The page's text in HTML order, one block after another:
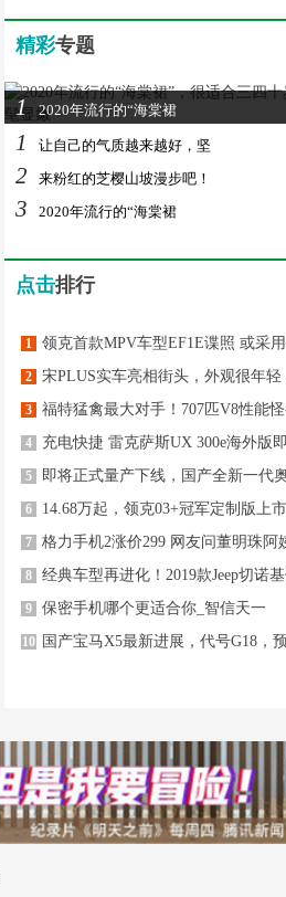
精彩专题
1 2020年流行的“海棠裙
1 让自己的气质越来越好，坚
2 来粉红的芝樱山坡漫步吧！
3 2020年流行的“海棠裙
点击排行
1 领克首款MPV车型EF1E谍照 或采
2 宋PLUS实车亮相街头，外观很年
3 福特猛禽最大对手！707匹V8性能
4 充电快捷 雷克萨斯UX 300e海外版
5 即将正式量产下线，国产全新一代
6 14.68万起，领克03+冠军定制版上
7 格力手机2涨价299 网友问董明珠阿
8 经典车型再进化！2019款Jeep切诺
9 保密手机哪个更适合你_智信天一
10 国产宝马X5最新进展，代号G18，